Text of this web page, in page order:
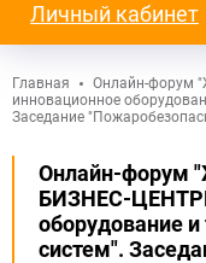
Личный кабинет
Главная
Онлайн-
инновационное
Заседание
Онлайн-
БИЗНЕС-
оборудование
систем".